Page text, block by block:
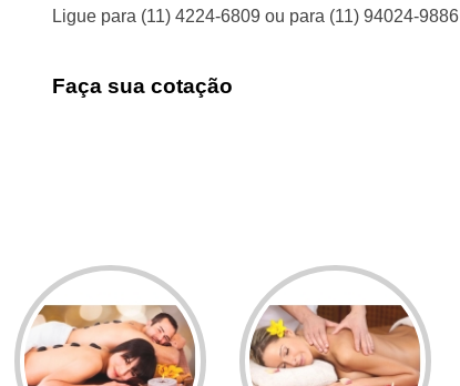
Ligue para (11) 4224-6809 ou para (11) 94024-9886
Faça sua cotação